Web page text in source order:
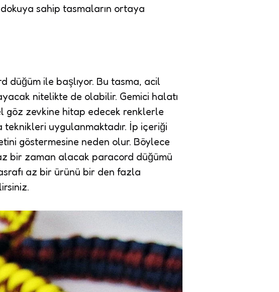
sahip tasmaların ortaya
düğüm ile başlıyor. Bu tasma, acil
nitelikte de olabilir. Gemici halatı
göz zevkine hitap edecek renklerle
teknikleri uygulanmaktadır. İp içeriği
göstermesine neden olur. Böylece
bir zaman alacak paracord düğümü
az bir ürünü bir den fazla